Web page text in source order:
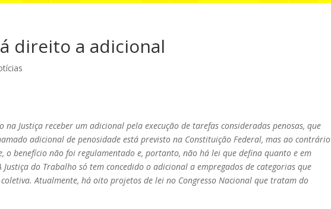
direito a adicional
na Justiça receber um adicional pela execução de tarefas consideradas penosas, que
adicional de penosidade está previsto na Constituição Federal, mas ao contrário
o benefício não foi regulamentado e, portanto, não há lei que defina quanto e em
Justiça do Trabalho só tem concedido o adicional a empregados de categorias que
Atualmente, há oito projetos de lei no Congresso Nacional que tratam do